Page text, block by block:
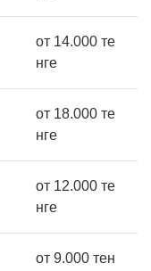
от 14.000 те
нге
от 18.000 те
нге
от 12.000 те
нге
от 9.000 тен